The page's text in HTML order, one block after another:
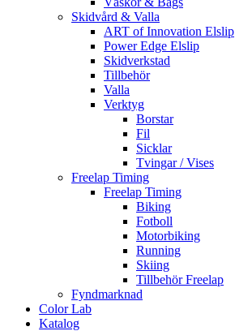
Skidvård & Valla
ART of Innovation Elslip
Power Edge Elslip
Skidverkstad
Tillbehör
Valla
Verktyg
Borstar
Fil
Sicklar
Tvingar / Vises
Freelap Timing
Freelap Timing
Biking
Fotboll
Motorbiking
Running
Skiing
Tillbehör Freelap
Fyndmarknad
Color Lab
Katalog